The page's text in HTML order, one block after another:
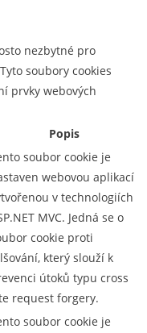
nezbytné pro
soubory cookies
prvky webových
Popis
soubor cookie je
webovou aplikací
v technologiích
MVC. Jedná se o
cookie proti
který slouží k
útoků typu cross
request forgery.
soubor cookie je